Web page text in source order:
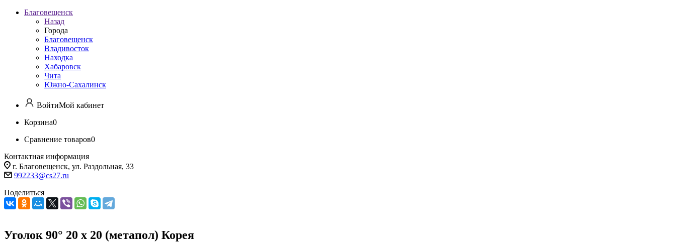
Благовещенск
Назад
Города
Благовещенск
Владивосток
Находка
Хабаровск
Чита
Южно-Сахалинск
ВойтиМой кабинет
Корзина0
Сравнение товаров0
Контактная информация
г. Благовещенск, ул. Раздольная, 33
992233@cs27.ru
Поделиться
Уголок 90° 20 х 20 (метапол) Корея